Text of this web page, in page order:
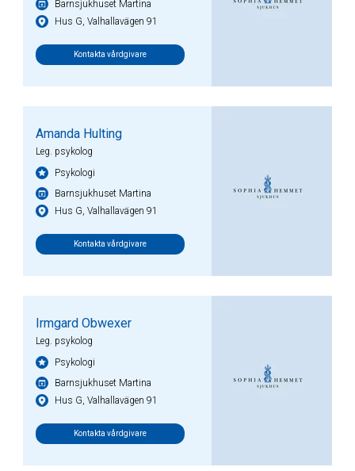
Barnsjukhuset Martina
Hus G, Valhallavägen 91
Kontakta vårdgivare
Amanda Hulting
Leg. psykolog
Psykologi
Barnsjukhuset Martina
Hus G, Valhallavägen 91
Kontakta vårdgivare
Irmgard Obwexer
Leg. psykolog
Psykologi
Barnsjukhuset Martina
Hus G, Valhallavägen 91
Kontakta vårdgivare